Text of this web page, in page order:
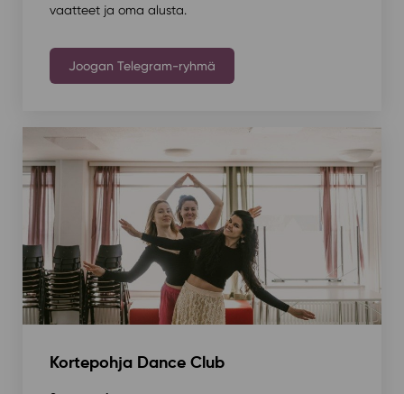
vaatteet ja oma alusta.
Joogan Telegram-ryhmä
Kortepohja Dance Club